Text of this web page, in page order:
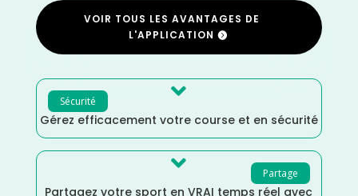
VOIR TOUS LES AVANTAGES DE
L'APPLICATION
Sécurité 
Gérez efficacement votre course et en sécurité
Partage

Partagez votre sport en VRAI temps réel avec